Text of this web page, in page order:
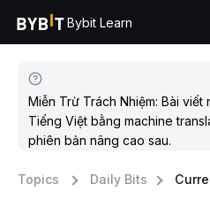
Bybit Learn
Miễn Trừ Trách Nhiệm: Bài
Tiếng Việt bằng machine
phiên bản nâng cao sau.
Topics Daily Bits